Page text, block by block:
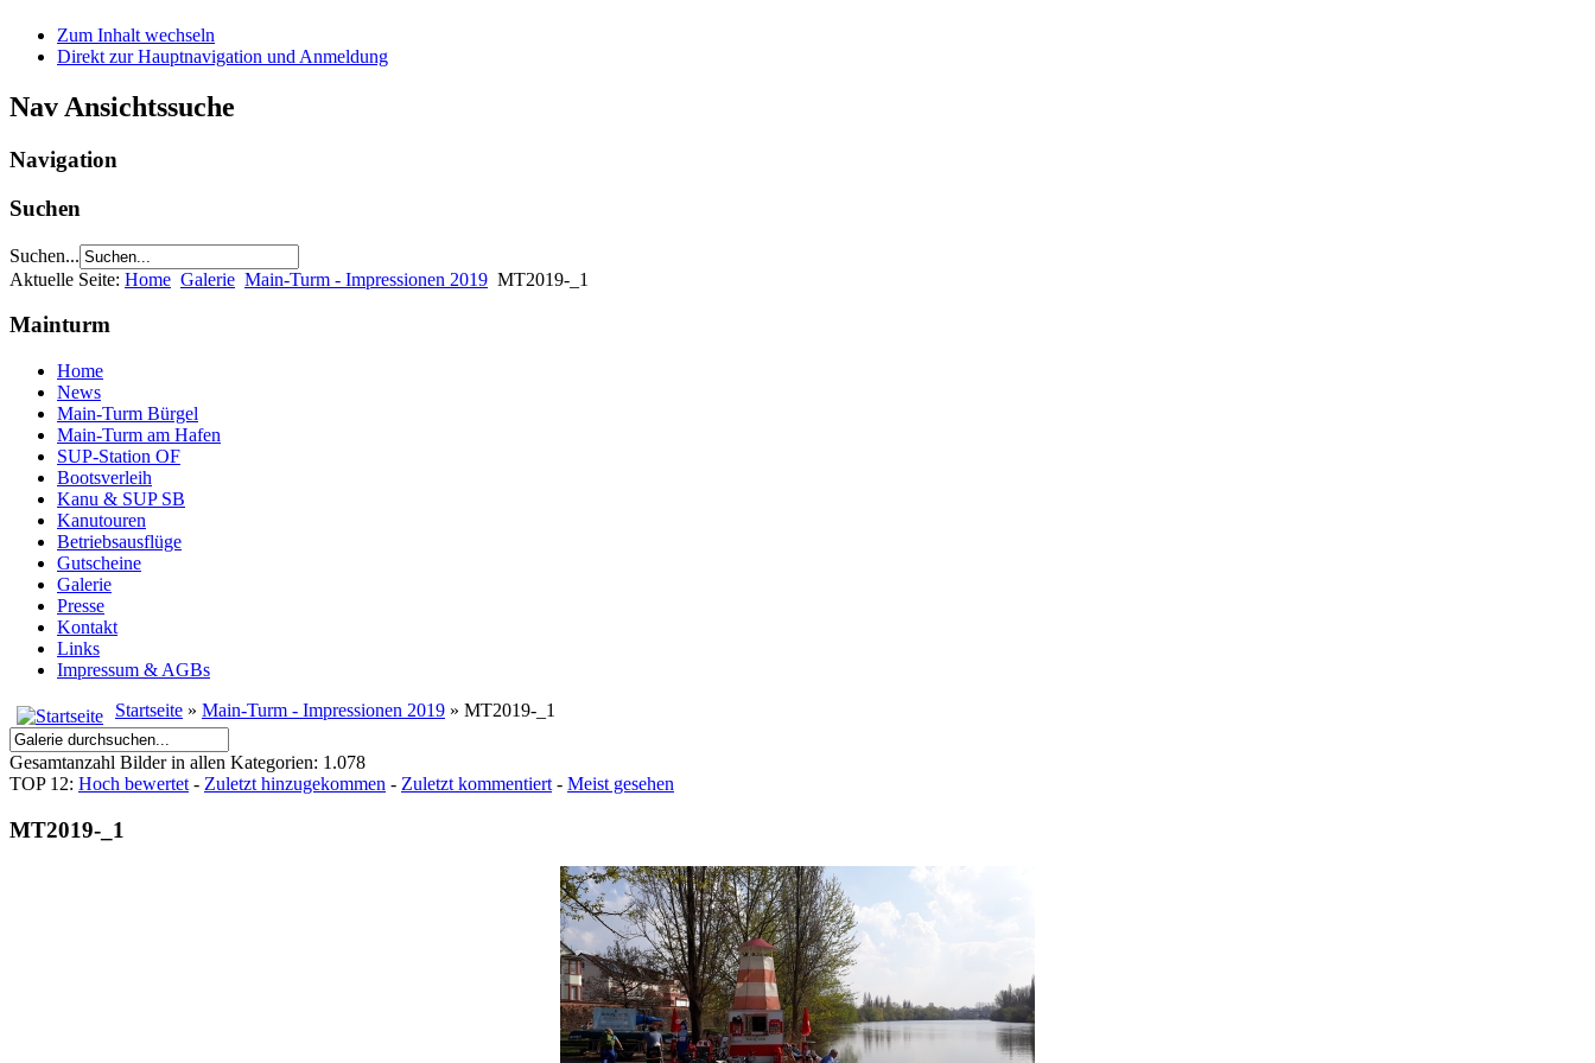
Zum Inhalt wechseln
Direkt zur Hauptnavigation und Anmeldung
Nav Ansichtssuche
Navigation
Suchen
Suchen...
Aktuelle Seite: Home Galerie Main-Turm - Impressionen 2019 MT2019-_1
Mainturm
Home
News
Main-Turm Bürgel
Main-Turm am Hafen
SUP-Station OF
Bootsverleih
Kanu & SUP SB
Kanutouren
Betriebsausflüge
Gutscheine
Galerie
Presse
Kontakt
Links
Impressum & AGBs
Startseite » Main-Turm - Impressionen 2019 » MT2019-_1
Gesamtanzahl Bilder in allen Kategorien: 1.078
TOP 12: Hoch bewertet - Zuletzt hinzugekommen - Zuletzt kommentiert - Meist gesehen
MT2019-_1